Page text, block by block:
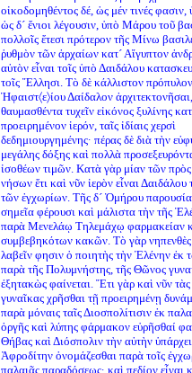
οἰκοδομηθέντος δέ, ὡς μέν τινές
ὡς δ´ ἔνιοι λέγουσιν, ὑπὸ Μάρου τοῦ
πολλοῖς ἔτεσι πρότερον τῆς Μίνω
ῥυθμὸν τῶν ἀρχαίων κατ´ Αἴγυπτον
αὐτὸν εἶναι τοῖς ὑπὸ Δαιδάλου
τοῖς Ἕλλησι. Τὸ δὲ κάλλιστον
Ἡφαιστ〈ε〉ίου Δαίδαλον
θαυμασθέντα τυχεῖν εἰκόνος ξυλίνης
προειρημένον ἱερόν, ταῖς ἰδίαις χερσὶ
δεδημιουργημένης· πέρας δὲ διὰ τὴν
μεγάλης δόξης καὶ πολλὰ
ἰσοθέων τιμῶν. Κατὰ γὰρ μίαν τῶν
νήσων ἔτι καὶ νῦν ἱερὸν εἶναι
τῶν ἐγχωρίων. Τῆς δ´ Ὁμήρου
σημεῖα φέρουσι καὶ μάλιστα τὴν τῆς
παρὰ Μενελάῳ Τηλεμάχῳ φαρμακείαν
συμβεβηκότων κακῶν. Τὸ γὰρ
λαβεῖν φησιν ὁ ποιητὴς τὴν Ἑλένην ἐκ
παρὰ τῆς Πολυμνήστης, τῆς Θῶνος
ἐξητακὼς φαίνεται. Ἔτι γὰρ καὶ νῦν τὰς
γυναῖκας χρῆσθαι τῇ προειρημένῃ
παρὰ μόναις ταῖς Διοσπολίτισιν ἐκ
ὀργῆς καὶ λύπης φάρμακον εὑρῆσθαί
Θήβας καὶ Διόσπολιν τὴν αὐτὴν
Ἀφροδίτην ὀνομάζεσθαι παρὰ τοῖς
παλαιᾶς παραδόσεως· καὶ πεδίον εἶναι